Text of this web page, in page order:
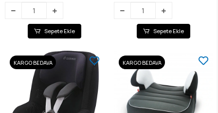
Sepete Ekle Sepete Ekle
KARGO BEDAVA KARGO BEDAVA